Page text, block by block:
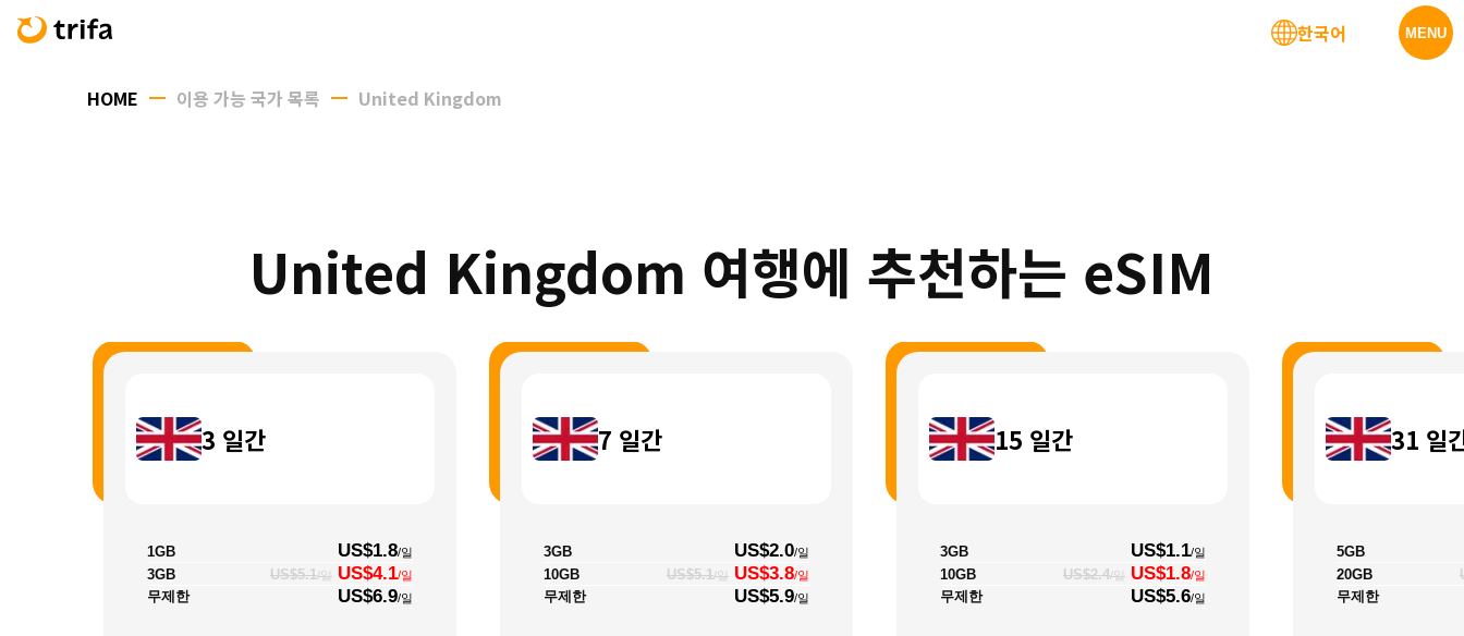
MENU
한국어
HOME 이용 가능 국가 목록 United Kingdom
United Kingdom 여행에 추천하는 eSIM
3 일간
1GB US$1.8/일
3GB US$5.1/일 US$4.1/일
무제한 US$6.9/일
7 일간
3GB US$2.0/일
10GB US$5.1/일 US$3.8/일
무제한 US$5.9/일
15 일간
3GB US$1.1/일
10GB US$2.4/일 US$1.8/일
무제한 US$5.6/일
31 일
5GB
20GB
무제한